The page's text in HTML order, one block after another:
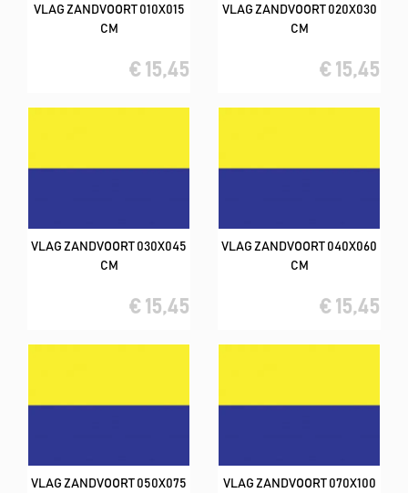
VLAG ZANDVOORT 010X015
CM
€ 15,45
VLAG ZANDVOORT 020X030
CM
€ 15,45
VLAG ZANDVOORT 030X045
CM
€ 15,45
VLAG ZANDVOORT 040X060
CM
€ 15,45
VLAG ZANDVOORT 050X075
VLAG ZANDVOORT 070X100